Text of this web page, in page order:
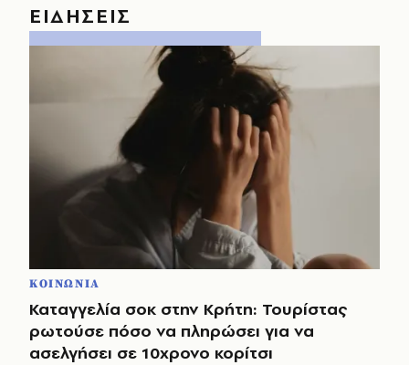
ΕΙΔΗΣΕΙΣ
ΚΟΙΝΩΝΙΑ
Καταγγελία σοκ στην Κρήτη: Τουρίστας
ρωτούσε πόσο να πληρώσει για να
ασελγήσει σε 10χρονο κορίτσι